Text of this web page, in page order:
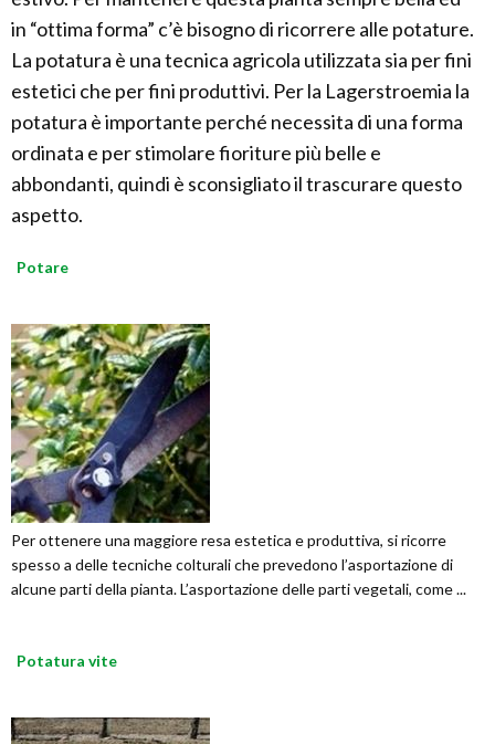
in “ottima forma” c’è bisogno di ricorrere alle potature.
La potatura è una tecnica agricola utilizzata sia per fini
estetici che per fini produttivi. Per la Lagerstroemia la
potatura è importante perché necessita di una forma
ordinata e per stimolare fioriture più belle e
abbondanti, quindi è sconsigliato il trascurare questo
aspetto.
Potare
Per ottenere una maggiore resa estetica e produttiva, si ricorre
spesso a delle tecniche colturali che prevedono l’asportazione di
alcune parti della pianta. L’asportazione delle parti vegetali, come ...
Potatura vite